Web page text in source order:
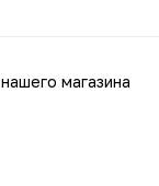
нашего магазина